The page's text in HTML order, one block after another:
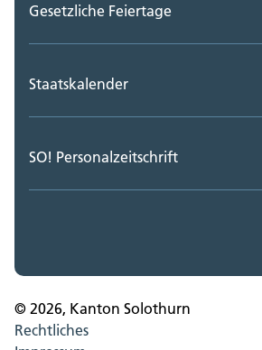
Gesetzliche Feiertage
Staatskalender
SO! Personalzeitschrift
© 2026, Kanton Solothurn
Rechtliches